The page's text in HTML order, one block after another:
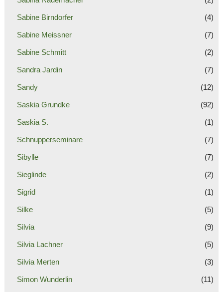
Sabine Birndorfer (4)
Sabine Meissner (7)
Sabine Schmitt (2)
Sandra Jardin (7)
Sandy (12)
Saskia Grundke (92)
Saskia S. (1)
Schnupperseminare (7)
Sibylle (7)
Sieglinde (2)
Sigrid (1)
Silke (5)
Silvia (9)
Silvia Lachner (5)
Silvia Merten (3)
Simon Wunderlin (11)